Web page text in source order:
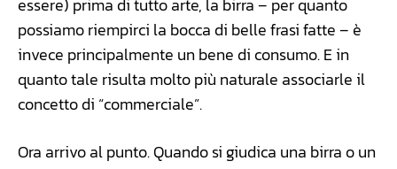
essere) prima di tutto arte, la birra – per quanto
possiamo riempirci la bocca di belle frasi fatte – è
invece principalmente un bene di consumo. E in
quanto tale risulta molto più naturale associarle il
concetto di “commerciale”.
Ora arrivo al punto. Quando si giudica una birra o un